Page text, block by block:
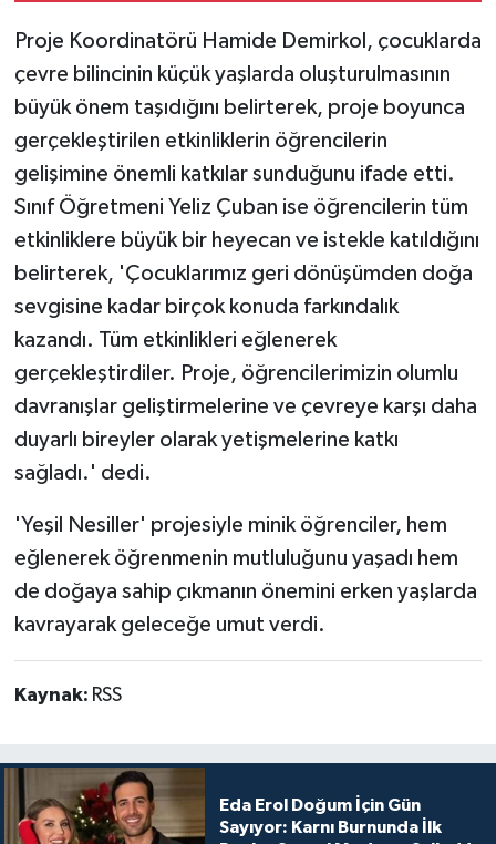
Proje Koordinatörü Hamide Demirkol, çocuklarda
çevre bilincinin küçük yaşlarda oluşturulmasının
büyük önem taşıdığını belirterek, proje boyunca
gerçekleştirilen etkinliklerin öğrencilerin
gelişimine önemli katkılar sunduğunu ifade etti.
Sınıf Öğretmeni Yeliz Çuban ise öğrencilerin tüm
etkinliklere büyük bir heyecan ve istekle katıldığını
belirterek, 'Çocuklarımız geri dönüşümden doğa
sevgisine kadar birçok konuda farkındalık
kazandı. Tüm etkinlikleri eğlenerek
gerçekleştirdiler. Proje, öğrencilerimizin olumlu
davranışlar geliştirmelerine ve çevreye karşı daha
duyarlı bireyler olarak yetişmelerine katkı
sağladı.' dedi.
'Yeşil Nesiller' projesiyle minik öğrenciler, hem
eğlenerek öğrenmenin mutluluğunu yaşadı hem
de doğaya sahip çıkmanın önemini erken yaşlarda
kavrayarak geleceğe umut verdi.
Kaynak: RSS
Eda Erol Doğum İçin Gün
Sayıyor: Karnı Burnunda İlk